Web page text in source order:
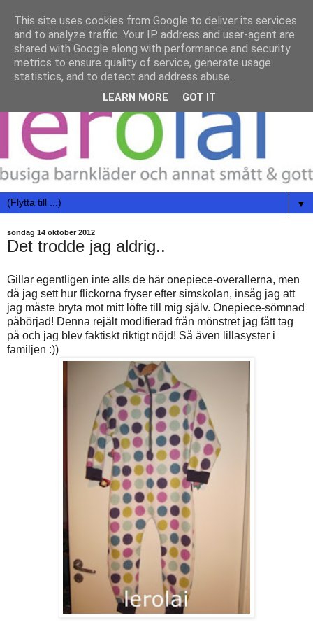
▼
söndag 14 oktober 2012
Det trodde jag aldrig..
Gillar egentligen inte alls de här onepiece-overallerna, men
då jag sett hur flickorna fryser efter simskolan, insåg jag att
jag måste bryta mot mitt löfte till mig själv. Onepiece-sömnad
påbörjad! Denna rejält modifierad från mönstret jag fått tag
på och jag blev faktiskt riktigt nöjd! Så även lillasyster i
familjen :))
This site uses cookies from Google to deliver its services
and to analyze traffic. Your IP address and user-agent are
shared with Google along with performance and security
metrics to ensure quality of service, generate usage
statistics, and to detect and address abuse.
LEARN MORE GOT IT